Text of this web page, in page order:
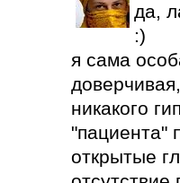
да,
:)
я сама
никакого
"пациента"
открытые